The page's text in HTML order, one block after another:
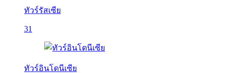
ทัวร์รัสเซีย
31
ทัวร์อินโดนีเซีย